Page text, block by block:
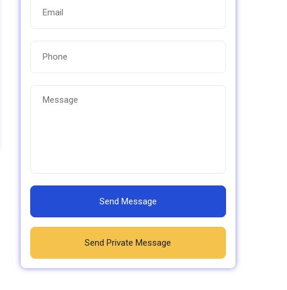
Send Message
Send Private Message